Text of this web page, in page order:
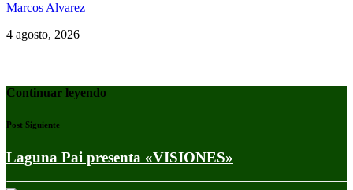
Marcos Alvarez
4 agosto, 2026
Continuar leyendo
Post Siguiente
Laguna Pai presenta «VISIONES»